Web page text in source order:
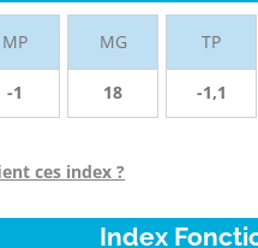
MP
-1
MG
18
TP
-1,1
ces index ?
Index